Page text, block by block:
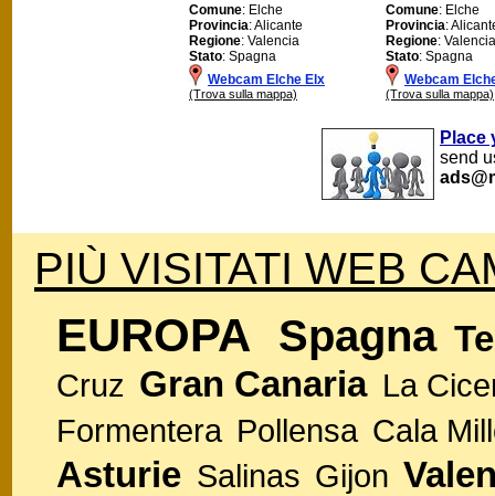
Comune: Elche
Provincia: Alicante
Regione: Valencia
Stato: Spagna
Webcam Elche Elx
(Trova sulla mappa)
Comune: Elche
Provincia:
Regione: Valencia
Stato: Spagna
Webcam
(Trova sulla mappa)
Place
send
PIÙ VISITATI WEB
EUROPA Spagna
Cruz Gran Canaria La
Formentera Pollensa Cala
Asturie Salinas Gijon